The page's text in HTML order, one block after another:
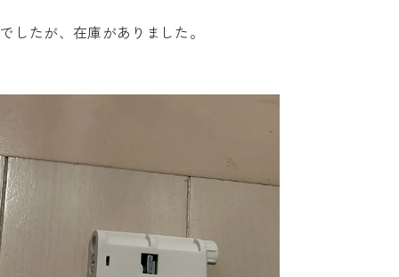
したが、在庫がありました。